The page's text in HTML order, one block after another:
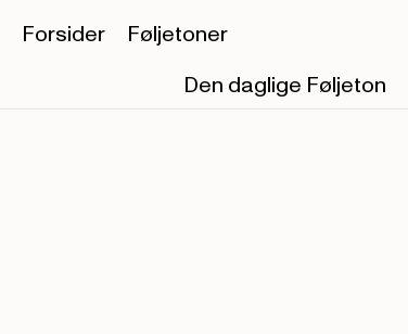
Forsider
Føljetoner
Den daglige Føljeton